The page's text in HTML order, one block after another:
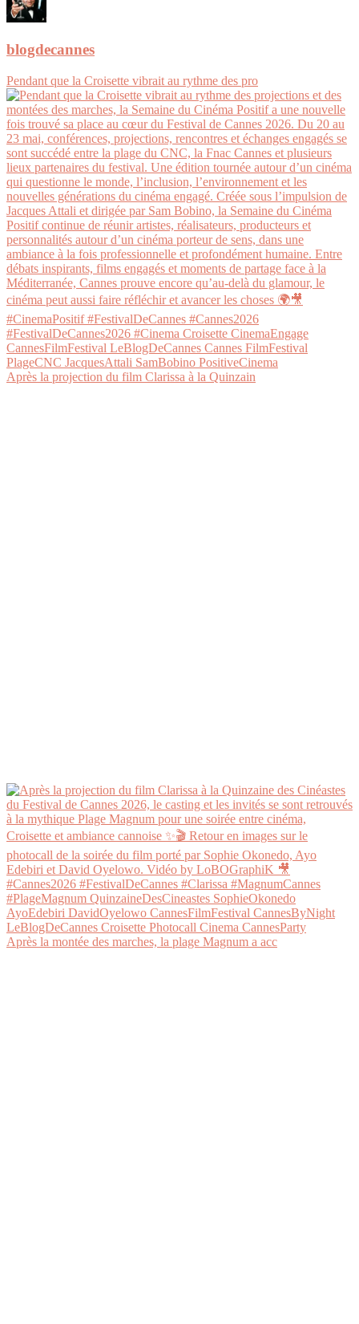
blogdecannes
Pendant que la Croisette vibrait au rythme des pro
Après la projection du film Clarissa à la Quinzain
Après la montée des marches, la plage Magnum a acc